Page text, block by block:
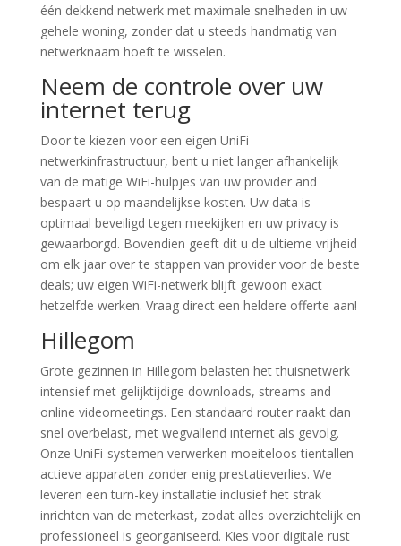
één dekkend netwerk met maximale snelheden in uw
gehele woning, zonder dat u steeds handmatig van
netwerknaam hoeft te wisselen.
Neem de controle over uw
internet terug
Door te kiezen voor een eigen UniFi
netwerkinfrastructuur, bent u niet langer afhankelijk
van de matige WiFi-hulpjes van uw provider and
bespaart u op maandelijkse kosten. Uw data is
optimaal beveiligd tegen meekijken en uw privacy is
gewaarborgd. Bovendien geeft dit u de ultieme vrijheid
om elk jaar over te stappen van provider voor de beste
deals; uw eigen WiFi-netwerk blijft gewoon exact
hetzelfde werken. Vraag direct een heldere offerte aan!
Hillegom
Grote gezinnen in Hillegom belasten het thuisnetwerk
intensief met gelijktijdige downloads, streams and
online videomeetings. Een standaard router raakt dan
snel overbelast, met wegvallend internet als gevolg.
Onze UniFi-systemen verwerken moeiteloos tientallen
actieve apparaten zonder enig prestatieverlies. We
leveren een turn-key installatie inclusief het strak
inrichten van de meterkast, zodat alles overzichtelijk en
professioneel is georganiseerd. Kies voor digitale rust